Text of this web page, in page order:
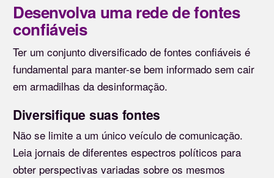
Desenvolva uma rede de fontes
confiáveis
Ter um conjunto diversificado de fontes confiáveis é
fundamental para manter-se bem informado sem cair
em armadilhas da desinformação.
Diversifique suas fontes
Não se limite a um único veículo de comunicação.
Leia jornais de diferentes espectros políticos para
obter perspectivas variadas sobre os mesmos